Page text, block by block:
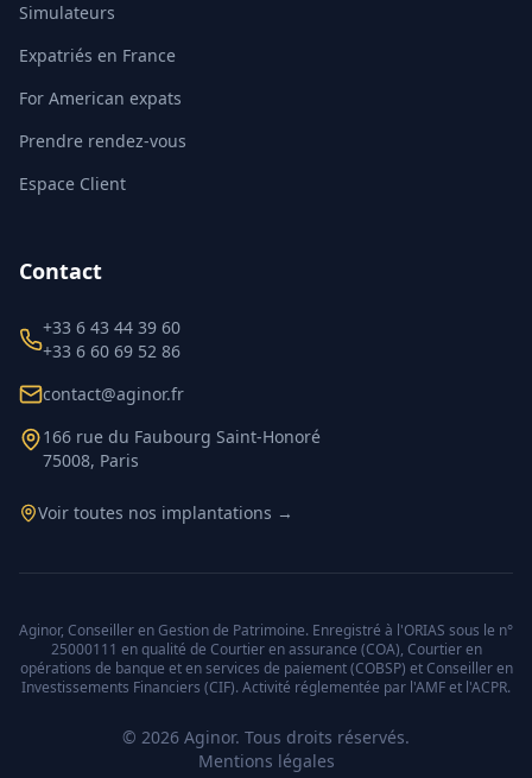
Simulateurs
Expatriés en France
For American expats
Prendre rendez-vous
Espace Client
Contact
+33 6 43 44 39 60
+33 6 60 69 52 86
contact@aginor.fr
166 rue du Faubourg Saint-Honoré
75008, Paris
Voir toutes nos implantations →
Aginor, Conseiller en Gestion de Patrimoine. Enregistré à l'ORIAS sous le n°
25000111 en qualité de Courtier en assurance (COA), Courtier en
opérations de banque et en services de paiement (COBSP) et Conseiller en
Investissements Financiers (CIF). Activité réglementée par l'AMF et l'ACPR.
© 2026 Aginor. Tous droits réservés.
Mentions légales